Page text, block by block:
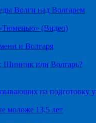
Волги над Волгарем
(Видео)
и Волгаря
Шинник или Волгарь?
на подготовку
моложе 13,5 лет